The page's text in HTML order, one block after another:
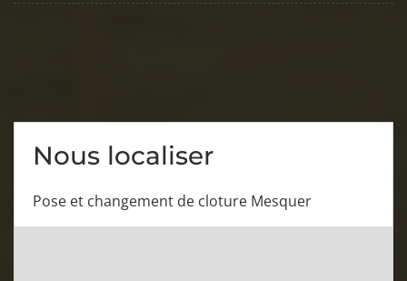
Nous localiser
Pose et changement de cloture Mesquer